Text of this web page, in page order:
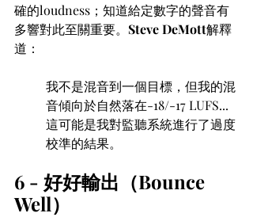
確的loudness；知道給定數字的聲音有
多響對此至關重要。 Steve DeMott解釋
道：
我不是混音到一個目標，但我的混
音傾向於自然落在-18/-17 LUFS...
這可能是我對監聽系統進行了過度
校準的結果。
6 - 好好輸出（Bounce
Well）